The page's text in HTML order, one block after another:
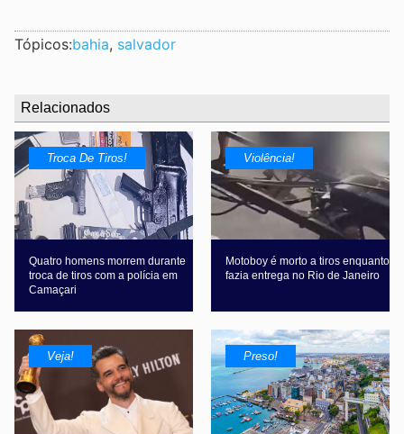
Tópicos:bahia, salvador
Relacionados
Troca De Tiros!
Quatro homens morrem durante
troca de tiros com a polícia em
Camaçari
Violência!
Motoboy é morto a tiros enquanto
fazia entrega no Rio de Janeiro
Veja! Preso!